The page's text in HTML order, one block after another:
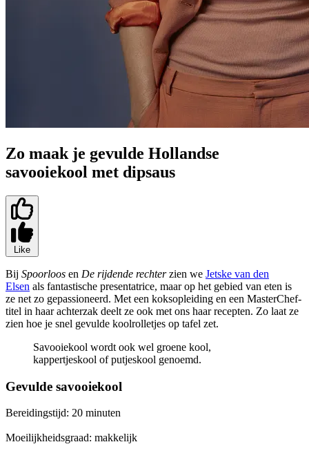
Zo maak je gevulde Hollandse
savooiekool met dipsaus
Like
Bij Spoorloos en De rijdende rechterzien we Jetske van den
Elsen als fantastische presentatrice, maar op het gebied van eten is
ze net zo gepassioneerd. Met een koksopleiding en een MasterChef-
titel in haar achterzak deelt ze ook met ons haar recepten. Zo laat ze
zien hoe je snel gevulde koolrolletjes op tafel zet.
Savooiekool wordt ook wel groene kool,
kappertjeskool of putjeskool genoemd.
Gevulde savooiekool
Bereidingstijd: 20 minuten
Moeilijkheidsgraad: makkelijk